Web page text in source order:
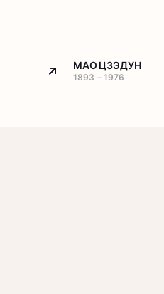
Arrow top right
МАО ЦЗЭДУН
1893 – 1976